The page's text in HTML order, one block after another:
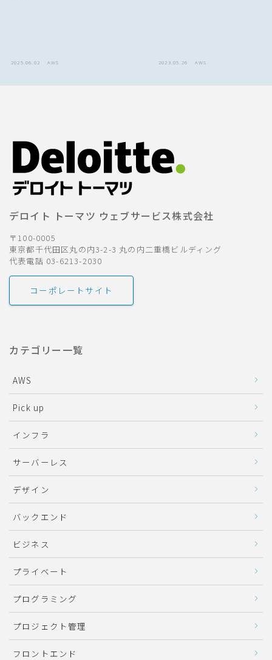
2025.06.02 AWS 2023.05.26 AWS
デロイト トーマツ ウェブサービス株式会社
〒100-0005
東京都千代田区丸の内3-2-3 丸の内二重橋ビルディング
代表電話 03-6213-2030
コーポレートサイト
カテゴリー一覧
AWS
Pick up
インフラ
サーバーレス
デザイン
バックエンド
ビジネス
プライベート
プログラミング
プロジェクト管理
フロントエンド